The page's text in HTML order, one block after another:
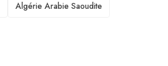
Algérie Arabie Saoudite